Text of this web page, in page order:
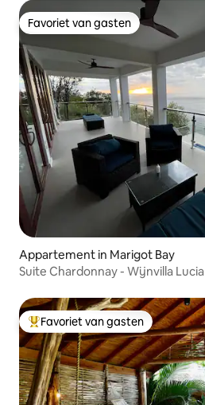
Favoriet van gasten
Favoriet van gasten
Appartement in Marigot Bay
Suite Chardonnay - Wijnvilla Lucia
Topfavoriet van gasten
Favoriet van gasten